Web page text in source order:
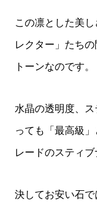
この凛とした美
レクター」たち
トーンなのです。
水晶の透明度、
っても「最高級
レードのスティブ
決してお安い石